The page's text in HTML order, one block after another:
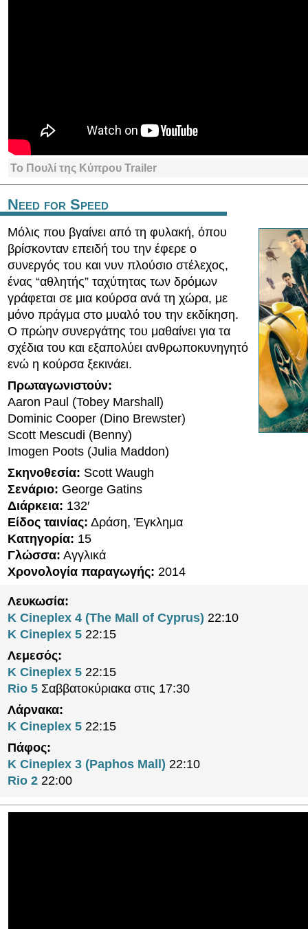
Το Πουλί της Κύπρου Trailer
Need for Speed
Μόλις που βγαίνει από τη φυλακή, όπου
βρίσκονταν επειδή του την έφερε ο
συνεργός του και νυν πλούσιο στέλεχος,
ένας “αθλητής” ταχύτητας των δρόμων
γράφεται σε μια κούρσα ανά τη χώρα, με
μόνο πράγμα στο μυαλό του την εκδίκηση.
Ο πρώην συνεργάτης του μαθαίνει για τα
σχέδια του και εξαπολύει ανθρωποκυνηγητό
ενώ η κούρσα ξεκινάει.
Πρωταγωνιστούν:
Aaron Paul (Tobey Marshall)
Dominic Cooper (Dino Brewster)
Scott Mescudi (Benny)
Imogen Poots (Julia Maddon)
Σκηνοθεσία: Scott Waugh
Σενάριο: George Gatins
Διάρκεια: 132′
Είδος ταινίας: Δράση, Έγκλημα
Κατηγορία: 15
Γλώσσα: Αγγλικά
Χρονολογία παραγωγής: 2014
Λευκωσία:
K Cineplex 4 (The Mall of Cyprus) 22:10
K Cineplex 5 22:15
Λεμεσός:
K Cineplex 5 22:15
Rio 5 Σαββατοκύριακα στις 17:30
Λάρνακα:
K Cineplex 5 22:15
Πάφος:
K Cineplex 3 (Paphos Mall) 22:10
Rio 2 22:00